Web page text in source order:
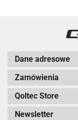
Dane adresowe
Zamówienia
Qoltec Store
Newsletter